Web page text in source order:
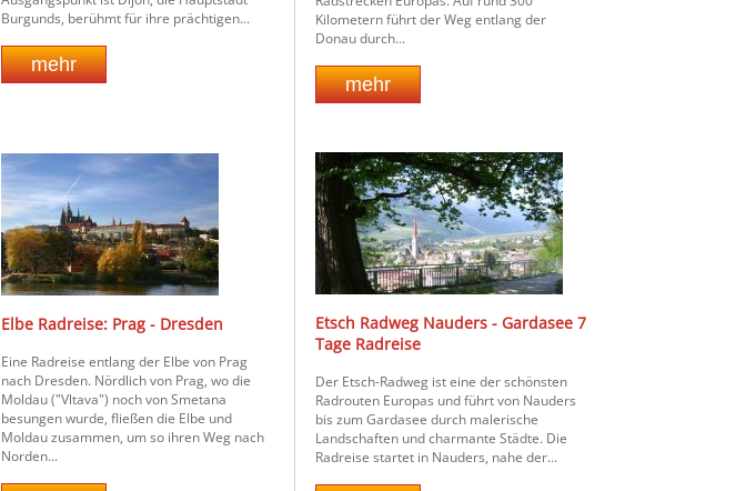
Burgunds, berühmt für ihre prächtigen...
Kilometern führt der Weg entlang der
Donau durch...
Elbe Radreise: Prag - Dresden
Eine Radreise entlang der Elbe von Prag
nach Dresden. Nördlich von Prag, wo die
Moldau ("Vltava") noch von Smetana
besungen wurde, fließen die Elbe und
Moldau zusammen, um so ihren Weg nach
Norden...
Etsch Radweg Nauders - Gardasee 7
Tage Radreise
Der Etsch-Radweg ist eine der schönsten
Radrouten Europas und führt von Nauders
bis zum Gardasee durch malerische
Landschaften und charmante Städte. Die
Radreise startet in Nauders, nahe der...